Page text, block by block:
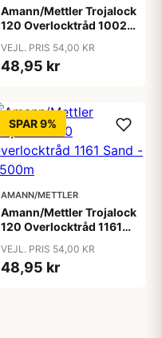
Amann/Mettler Trojalock
120 Overlocktråd 1002
VEJL. PRIS 54,00 KR
48,95 kr
SPAR 9%
AMANN/METTLER
Amann/Mettler Trojalock
120 Overlocktråd 1161
VEJL. PRIS 54,00 KR
48,95 kr